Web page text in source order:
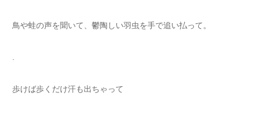
鳥や蛙の声を聞いて、鬱陶しい羽虫を手で追い払って。
歩けば歩くだけ汗も出ちゃって